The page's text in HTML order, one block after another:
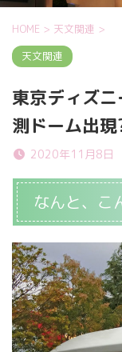
HOME > 天文関連 >
天文関連
東京ディズ
測ドーム出現
2020年11月8日
なんと、こ